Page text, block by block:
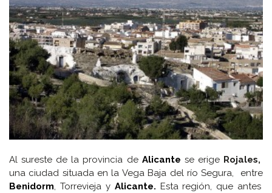
Al sureste de la provincia de Alicante se erige Rojales,
una ciudad situada en la Vega Baja del río Segura, entre
Benidorm, Torrevieja y Alicante. Esta región, que antes